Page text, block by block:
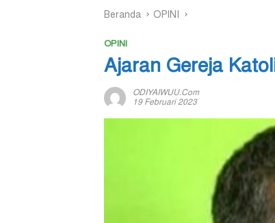
Beranda OPINI
OPINI
Ajaran Gereja
ODIYAIWUU.com
19 Februari 2023